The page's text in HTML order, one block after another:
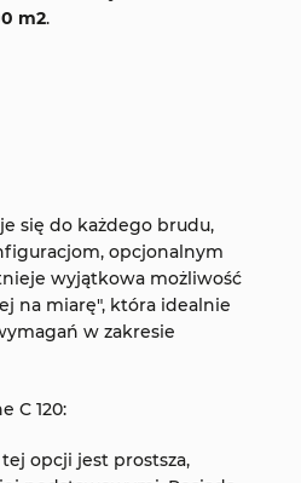
m2.
się do każdego brudu,
opcjonalnym
wyjątkowa możliwość
na miarę", która idealnie
w zakresie
C 120:
opcji jest prostsza,